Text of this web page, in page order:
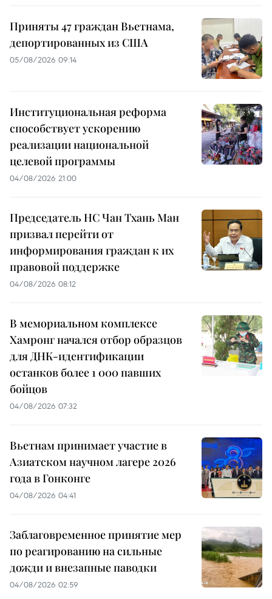
Приняты 47 граждан Вьетнама,
депортированных из США
05/08/2026 09:14
Институциональная реформа
способствует ускорению
реализации национальной
целевой программы
04/08/2026 21:00
Председатель НС Чан Тхань Ман
призвал перейти от
информирования граждан к их
правовой поддержке
04/08/2026 08:12
В мемориальном комплексе
Хамронг начался отбор образцов
для ДНК-идентификации
останков более 1 000 павших
бойцов
04/08/2026 07:32
Вьетнам принимает участие в
Азиатском научном лагере 2026
года в Гонконге
04/08/2026 04:41
Заблаговременное принятие мер
по реагированию на сильные
дожди и внезапные паводки
04/08/2026 02:59